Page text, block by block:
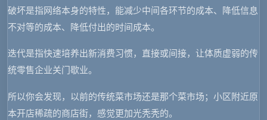
破坏是指网络本身的特性，能减少中间各环节的成本、降低信息
不对等的成本、降低付出的时间成本。
迭代是指快速培养出新消费习惯，直接或间接，让体质虚弱的传
统零售企业关门歇业。
所以你会发现，以前的传统菜市场还是那个菜市场；小区附近原
本开店稀疏的商店街，感觉更加光秃秃的。